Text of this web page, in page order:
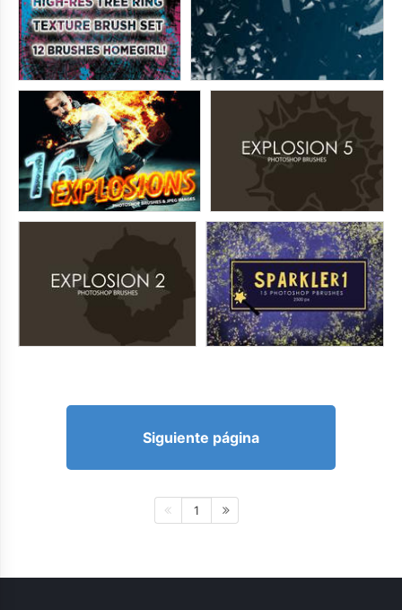
Siguiente página
1